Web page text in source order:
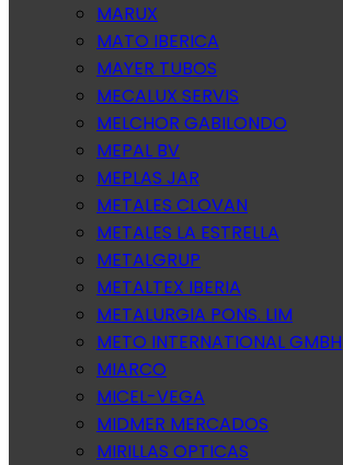
MARUX
MATO IBERICA
MAYER TUBOS
MECALUX SERVIS
MELCHOR GABILONDO
MEPAL BV
MEPLAS JAR
METALES CLOVAN
METALES LA ESTRELLA
METALGRUP
METALTEX IBERIA
METALURGIA PONS. LIM
METO INTERNATIONAL GMBH
MIARCO
MICEL-VEGA
MIDMER MERCADOS
MIRILLAS OPTICAS